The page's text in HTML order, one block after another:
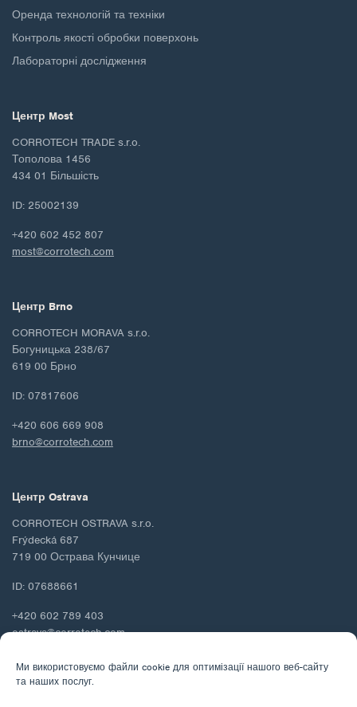
Ми використовуємо файли cookie для оптимізації нашого веб-сайту
та наших послуг.
Оренда технологій та техніки
Контроль якості обробки поверхонь
Лабораторні дослідження
Центр Most
CORROTECH TRADE s.r.o.
Тополова 1456
434 01 Більшість
ID: 25002139
+420 602 452 807
most@corrotech.com
Центр Brno
CORROTECH MORAVA s.r.o.
Богуницька 238/67
619 00 Брно
ID: 07817606
+420 606 669 908
brno@corrotech.com
Центр Ostrava
CORROTECH OSTRAVA s.r.o.
Frýdecká 687
719 00 Острава Кунчице
ID: 07688661
+420 602 789 403
ostrava@corrotech.com